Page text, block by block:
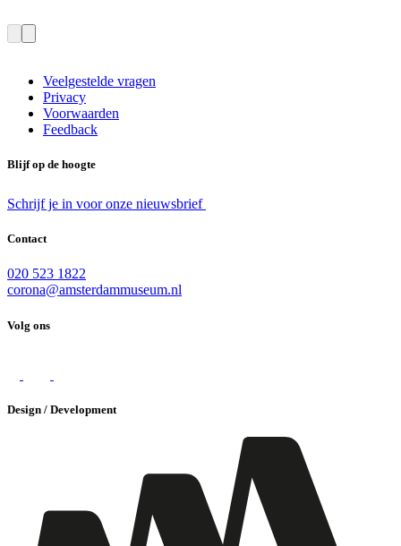
Veelgestelde vragen
Privacy
Voorwaarden
Feedback
Blijf op de hoogte
Schrijf je in voor onze nieuwsbrief
Contact
020 523 1822
corona@amsterdammuseum.nl
Volg ons
Design / Development